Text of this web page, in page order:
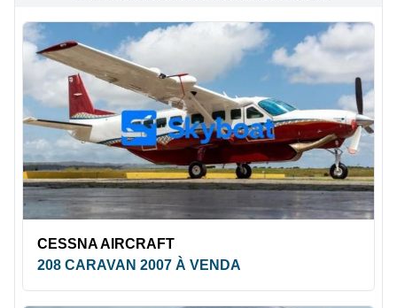
CESSNA AIRCRAFT
208 CARAVAN 2007 À VENDA